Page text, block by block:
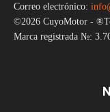
Correo electrónico:
©2026 CuyoMotor -
Marca registrada №: